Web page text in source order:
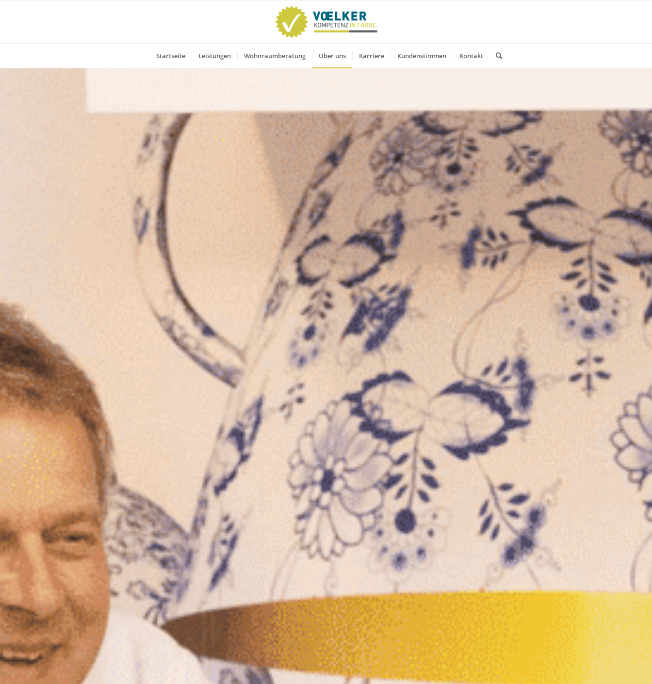
Startseite Leistungen Wohnraumberatung Über uns Karriere Kundenstimmen Kontakt